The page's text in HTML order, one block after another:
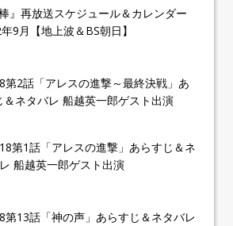
棒』再放送スケジュール＆カレンダー
9月【地上波＆BS朝日】
第2話「アレスの進撃～最終決戦」あ
＆ネタバレ 船越英一郎ゲスト出演
第1話「アレスの進撃」あらすじ＆ネ
船越英一郎ゲスト出演
第13話「神の声」あらすじ＆ネタバレ